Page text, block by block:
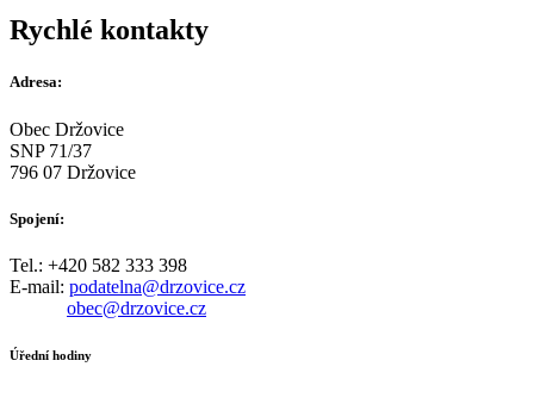
Rychlé kontakty
Adresa:
Obec Držovice
SNP 71/37
796 07 Držovice
Spojení:
Tel.: +420 582 333 398
E-mail: podatelna@drzovice.cz
obec@drzovice.cz
Úřední hodiny